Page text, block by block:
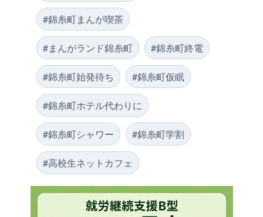
#錦糸町まんが喫茶
#まんがランド錦糸町 #錦糸町終電
#錦糸町始発待ち #錦糸町仮眠
#錦糸町ホテル代わりに
#錦糸町シャワー #錦糸町学割
#高校生ネットカフェ